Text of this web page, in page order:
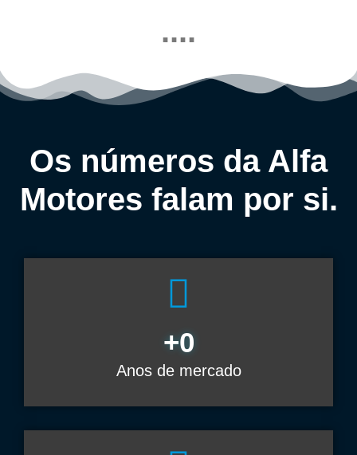
....
Os números da Alfa
Motores falam por si.
Anos de mercado
+0